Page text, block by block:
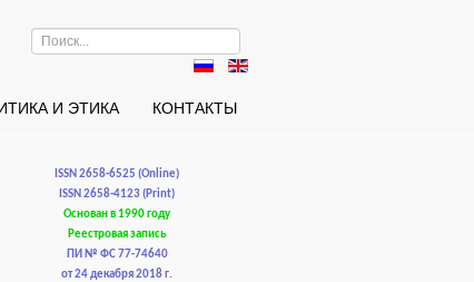
Искать...
И ЭТИКА КОНТАКТЫ
ISSN 2658-6525 (Online)
ISSN 2658-4123 (Print)
Основан в 1990 году
Реестровая запись
ПИ № ФС 77-74640
от 24 декабря 2018 г.